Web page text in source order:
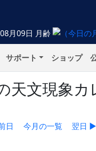
月09日 月齢
サポート ショップ
天文現象カ
日 今月の一覧 翌日 ▶